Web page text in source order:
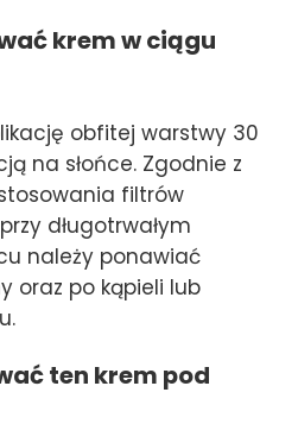
krem w ciągu
obfitej warstwy 30
na słońce. Zgodnie z
filtrów
długotrwałym
należy ponawiać
oraz po kąpieli lub
ten krem pod